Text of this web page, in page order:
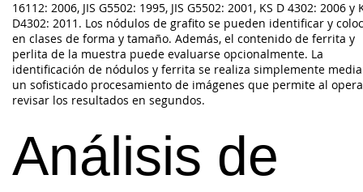
16112: 2006, JIS G5502: 1995, JIS G5502: 2001, KS D 4302: 2006 y
D4302: 2011. Los nódulos de grafito se pueden identificar y
en clases de forma y tamaño. Además, el contenido de ferrita y
perlita de la muestra puede evaluarse opcionalmente. La
identificación de nódulos y ferrita se realiza simplemente
un sofisticado procesamiento de imágenes que permite al
revisar los resultados en segundos.
Análisis de